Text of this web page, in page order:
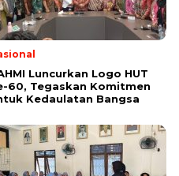
Luncurkan Logo HUT
60, Tegaskan Komitmen
Kedaulatan Bangsa